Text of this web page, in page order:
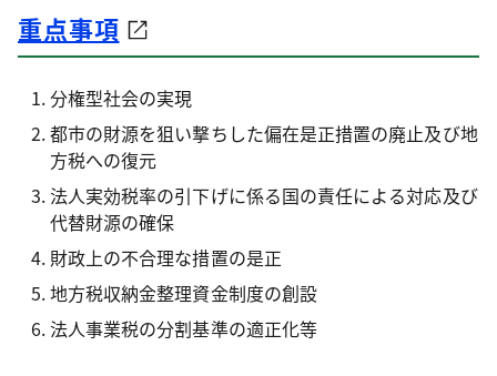
重点事項
分権型社会の実現
都市の財源を狙い撃ちした偏在是正措置の廃止及び地
方税への復元
法人実効税率の引下げに係る国の責任による対応及び
代替財源の確保
財政上の不合理な措置の是正
地方税収納金整理資金制度の創設
法人事業税の分割基準の適正化等